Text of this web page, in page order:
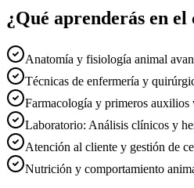
¿Qué aprenderás en el
Anatomía y fisiología animal
Técnicas de enfermería y
Farmacología y primeros auxilios
Laboratorio: Análisis clínicos y
Atención al cliente y gestión de
Nutrición y comportamiento